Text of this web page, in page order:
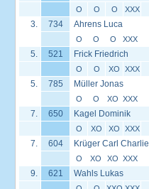
O O O XXX
3. 734 Ahrens Luca
O O O XXX
5. 521 Frick Friedrich
O O XO XXX
5. 785 Müller Jonas
O O XO XXX
7. 650 Kagel Dominik
O XO XO XXX
7. 604 Krüger Carl Charlie
O XO XO XXX
9. 621 Wahls Lukas